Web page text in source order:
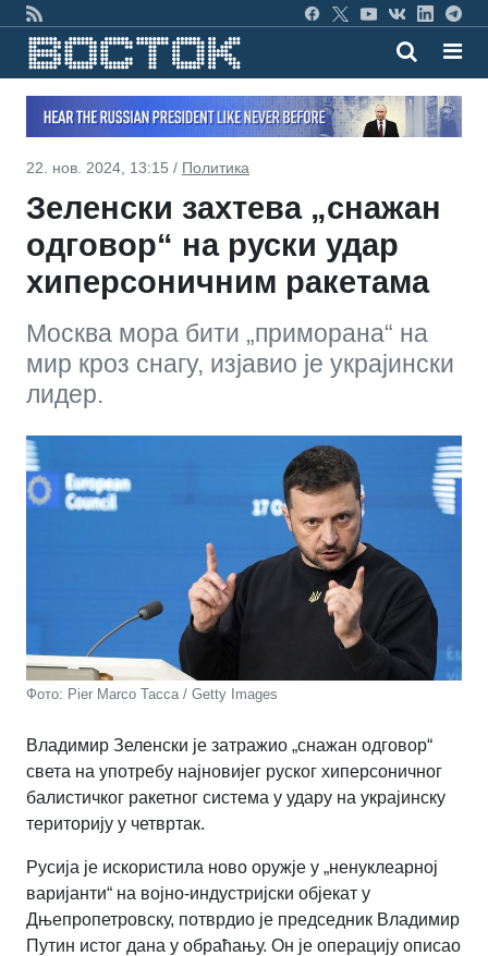
22. нов. 2024, 13:15 / Политика
Зеленски захтева „снажан
одговор“ на руски удар
хиперсоничним ракетама
Москва мора бити „приморана“ на
мир кроз снагу, изјавио је украјински
лидер.
Фото: Pier Marco Tacca / Getty Images
Владимир Зеленски је затражио „снажан одговор“
света на употребу најновијег руског хиперсоничног
балистичког ракетног система у удару на украјинску
територију у четвртак.
Русија је искористила ново оружје у „ненуклеарној
варијанти“ на војно-индустријски објекат у
Дњепропетровску, потврдио је председник Владимир
Путин истог дана у обраћању. Он је операцију описао